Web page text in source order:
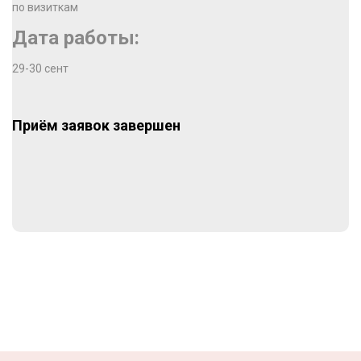
по визиткам
Дата работы:
29-30 сент
Приём заявок завершен